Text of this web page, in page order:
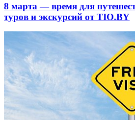
8 марта — время для
туров и экскурсий от TIO.BY